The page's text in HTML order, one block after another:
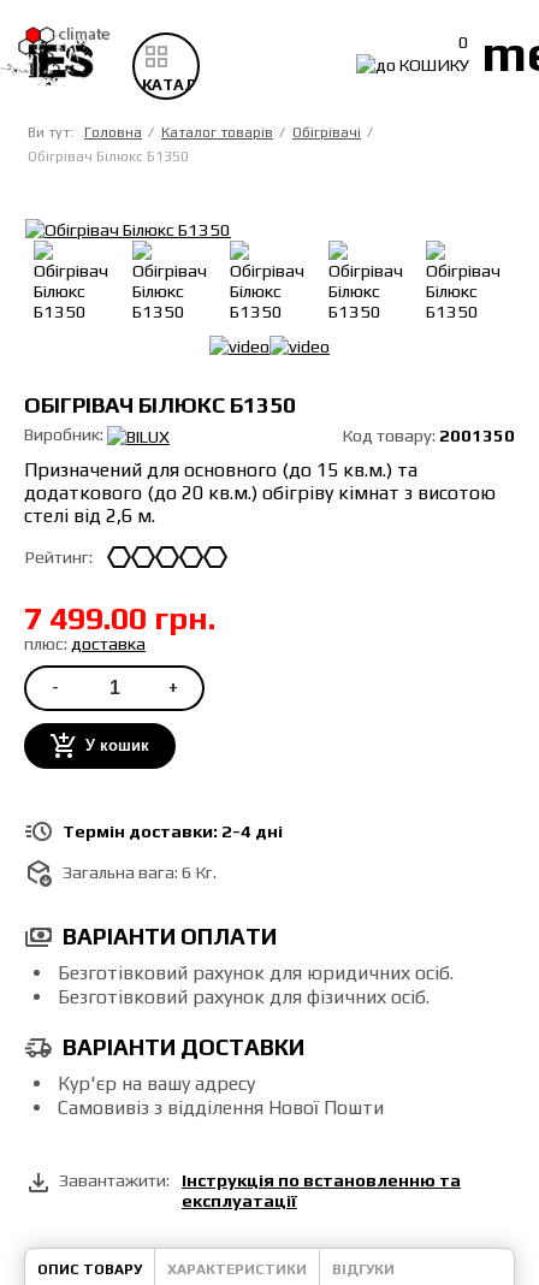
КАТАЛОГ
0
Ви тут: Головна Каталог товарів
Обігрівачі
Обігрівач Білюкс Б1350
ОБІГРІВАЧ БІЛЮКС Б1350
Виробник: Код товару: 2001350
Призначений для основного (до 15 кв.м.) та
додаткового (до 20 кв.м.) обігріву кімнат з висотою
стелі від 2,6 м.
Рейтинг:
7 499.00 грн.
плюс: доставка
- +
У кошик
Термін доставки: 2-4 дні
Загальна вага: 6 Кг.
ВАРІАНТИ ОПЛАТИ
Безготівковий рахунок для юридичних осіб.
Безготівковий рахунок для фізичних осіб.
ВАРІАНТИ ДОСТАВКИ
Кур'єр на вашу адресу
Самовивіз з відділення Нової Пошти
Завантажити:
Інструкція по встановленню та
експлуатації
ОПИС ТОВАРУ ХАРАКТЕРИСТИКИ ВІДГУКИ